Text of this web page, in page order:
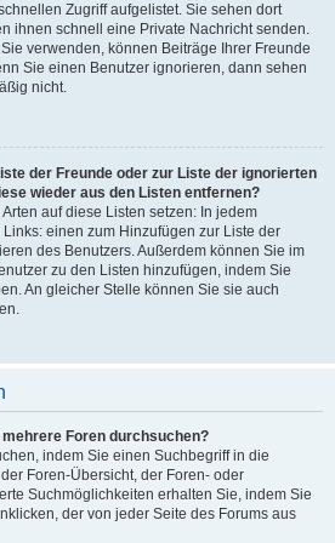
Zugriff aufgelistet. Sie sehen dort
ihnen schnell eine Private Nachricht senden.
verwenden, können Beiträge Ihrer Freunde
Sie einen Benutzer ignorieren, dann sehen
nicht.
der Freunde oder zur Liste der ignorierten
wieder aus den Listen entfernen?
auf diese Listen setzen: In jedem
einen zum Hinzufügen zur Liste der
des Benutzers. Außerdem können Sie im
zu den Listen hinzufügen, indem Sie
An gleicher Stelle können Sie sie auch
Foren durchsuchen?
indem Sie einen Suchbegriff in die
Foren-Übersicht, der Foren- oder
Suchmöglichkeiten erhalten Sie, indem Sie
der von jeder Seite des Forums aus